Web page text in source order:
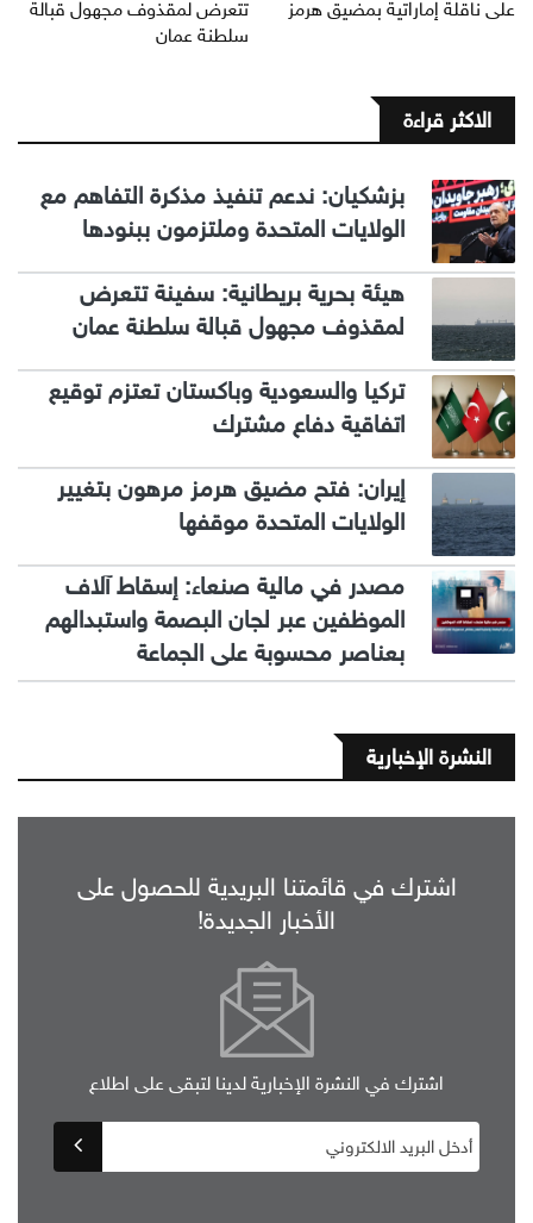
على ناقلة إماراتية بمضيق هرمز
تتعرض لمقذوف مجهول قبالة
سلطنة عمان
الاكثر قراءة
بزشكيان: ندعم تنفيذ مذكرة التفاهم مع
الولايات المتحدة وملتزمون ببنودها
هيئة بحرية بريطانية: سفينة تتعرض
لمقذوف مجهول قبالة سلطنة عمان
تركيا والسعودية وباكستان تعتزم توقيع
اتفاقية دفاع مشترك
إيران: فتح مضيق هرمز مرهون بتغيير
الولايات المتحدة موقفها
مصدر في مالية صنعاء: إسقاط آلاف
الموظفين عبر لجان البصمة واستبدالهم
بعناصر محسوبة على الجماعة
النشرة الإخبارية
اشترك في قائمتنا البريدية للحصول على
الأخبار الجديدة!
اشترك في النشرة الإخبارية لدينا لتبقى على اطلاع